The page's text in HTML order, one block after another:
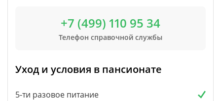
+7 (499) 110 95 34
Телефон справочной службы
Уход и условия в пансионате
5-ти разовое питание